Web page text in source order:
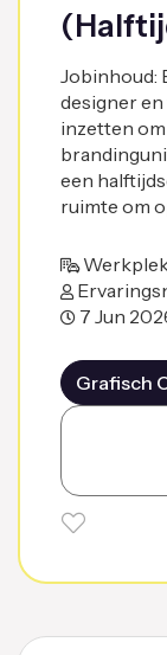
Jobinhoud:
designer
inzetten
een
ruimte om
7 Jun
Grafisch